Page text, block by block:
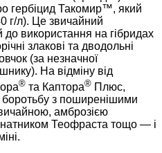
гербіцид Такомир™, який
г/л). Це звичайний
використання на гібридах
злакові та дводольні
(за незначної
На відміну від
® та Каптора® Плюс,
з поширенішими
амброзією
Теофраста тощо — і